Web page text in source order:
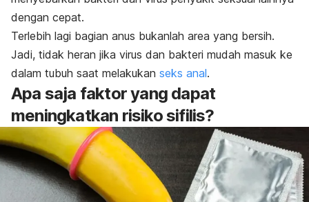
dengan cepat.
Terlebih lagi bagian anus bukanlah area yang bersih.
Jadi, tidak heran jika virus dan bakteri mudah masuk ke
dalam tubuh saat melakukan seks anal.
Apa saja faktor yang dapat
meningkatkan risiko sifilis?